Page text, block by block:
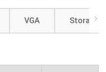
VGA Storage